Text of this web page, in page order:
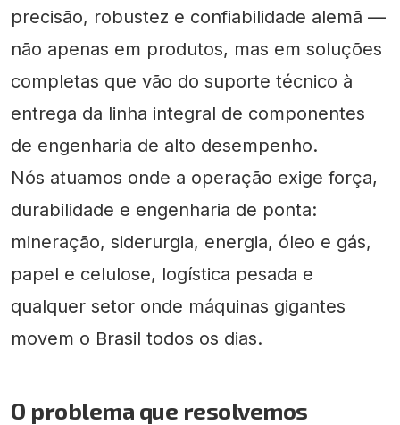
precisão, robustez e confiabilidade alemã —
não apenas em produtos, mas em soluções
completas que vão do suporte técnico à
entrega da linha integral de componentes
de engenharia de alto desempenho.
Nós atuamos onde a operação exige força,
durabilidade e engenharia de ponta:
mineração, siderurgia, energia, óleo e gás,
papel e celulose, logística pesada e
qualquer setor onde máquinas gigantes
movem o Brasil todos os dias.
O problema que resolvemos